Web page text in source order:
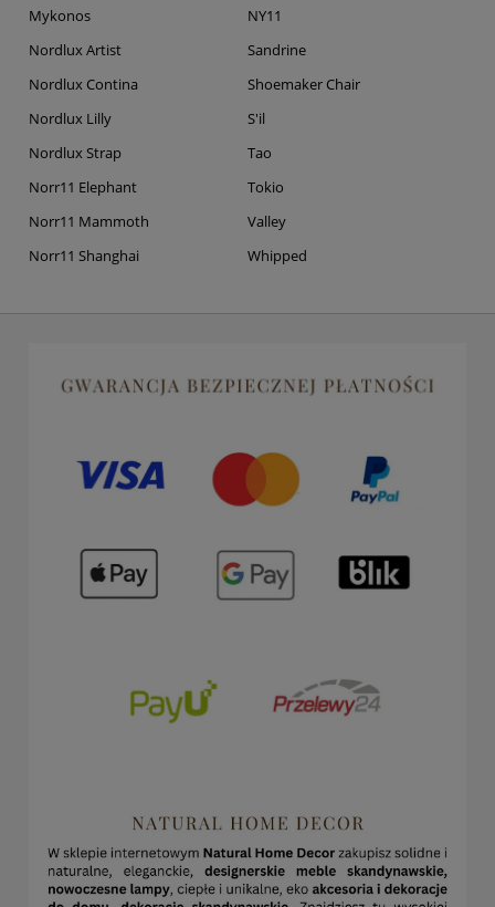
Mykonos
Nordlux Artist
Nordlux Contina
Nordlux Lilly
Nordlux Strap
Norr11 Elephant
Norr11 Mammoth
Norr11 Shanghai
NY11
Sandrine
Shoemaker Chair
S'il
Tao
Tokio
Valley
Whipped